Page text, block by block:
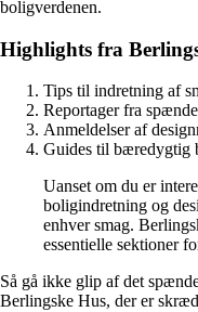
boligverdenen.
Highlights fra
Tips til indretning af
Reportager fra
Anmeldelser af
Guides til bæredygtig
Uanset om du er
boligindretning og
enhver smag.
essentielle sektioner
Så gå ikke glip af det
Berlingske Hus, der er